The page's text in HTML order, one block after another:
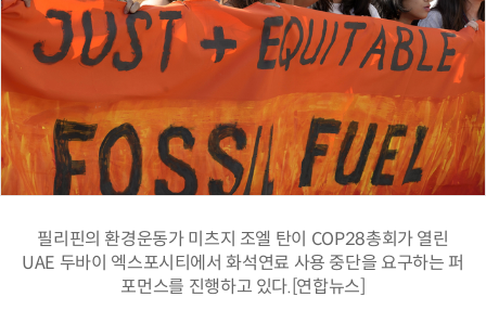
필리핀의 환경운동가 미츠지 조엘 탄이 COP28총회가 열린
UAE 두바이 엑스포시티에서 화석연료 사용 중단을 요구하는 퍼
포먼스를 진행하고 있다.[연합뉴스]